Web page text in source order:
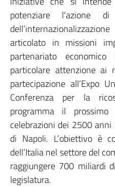
potenziare l’azione
articolato in missioni
partenariato
particolare attenzione ai
partecipazione all’Expo
Conferenza per la
programma il
celebrazioni dei 2500
di Napoli. L’obiettivo è
dell’Italia nel settore del
raggiungere 700 miliardi
legislatura.